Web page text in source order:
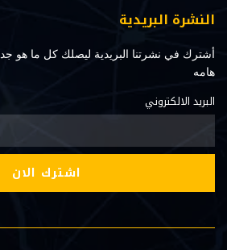
النشرة البريدية
أشترك في نشرتنا البريدية ليصلك كل ما هو
هامه
البريد الالكتروني